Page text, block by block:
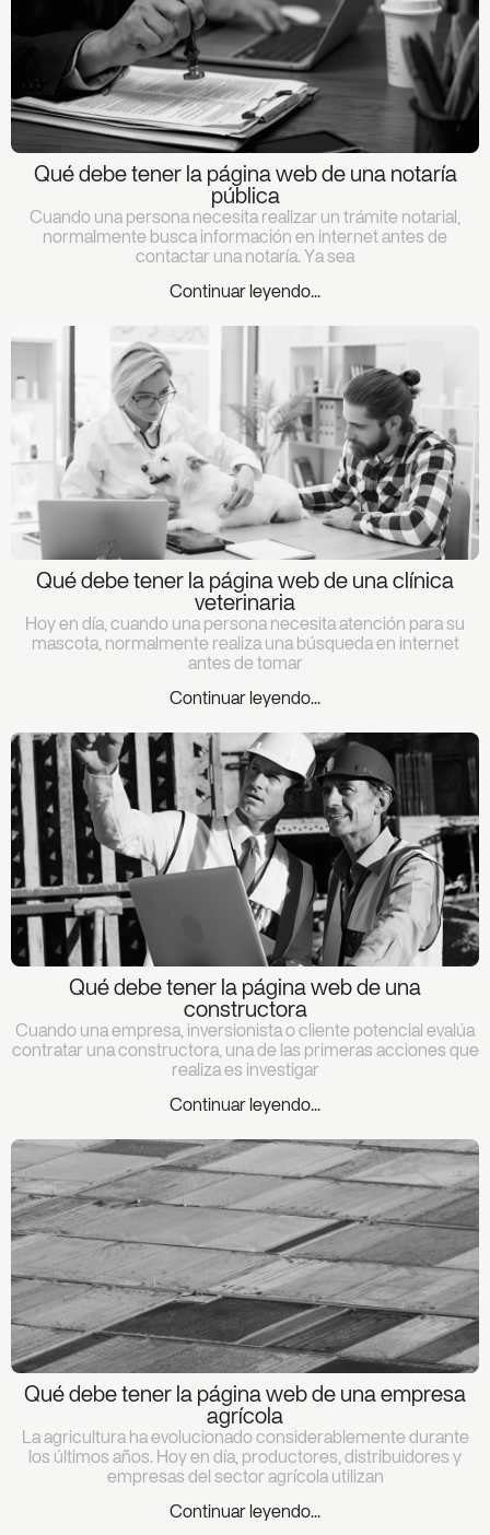
Qué debe tener la página web de una notaría
pública
Cuando una persona necesita realizar un trámite notarial,
normalmente busca información en internet antes de
contactar una notaría. Ya sea
Continuar leyendo...
Qué debe tener la página web de una clínica
veterinaria
Hoy en día, cuando una persona necesita atención para su
mascota, normalmente realiza una búsqueda en internet
antes de tomar
Continuar leyendo...
Qué debe tener la página web de una
constructora
Cuando una empresa, inversionista o cliente potencial evalúa
contratar una constructora, una de las primeras acciones que
realiza es investigar
Continuar leyendo...
Qué debe tener la página web de una empresa
agrícola
La agricultura ha evolucionado considerablemente durante
los últimos años. Hoy en día, productores, distribuidores y
empresas del sector agrícola utilizan
Continuar leyendo...